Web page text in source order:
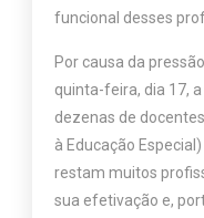
funcional desses
Por causa da
quinta-feira, dia 17,
dezenas de
à Educação
restam muitos
sua efetivação e,